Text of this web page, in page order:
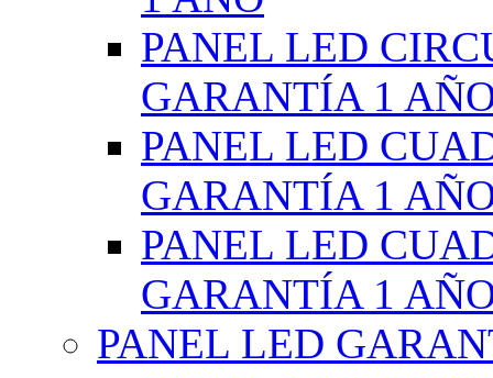
PANEL LED
GARANTÍA 1
PANEL LED
GARANTÍA 1
PANEL LED
GARANTÍA 1
PANEL LED